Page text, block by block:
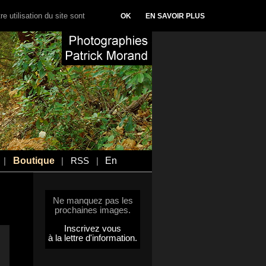
Boutique RSS En
Ne manquez pas les
prochaines images.
Inscrivez vous
à la lettre d'information.
utilisation du site sont OK EN SAVOIR PLUS